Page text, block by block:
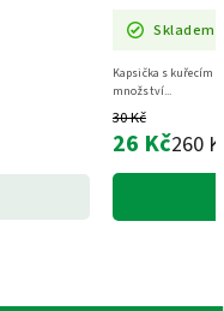
Skladem
30 Kč
26 Kč260
Kapsička s kuřecím
množství...